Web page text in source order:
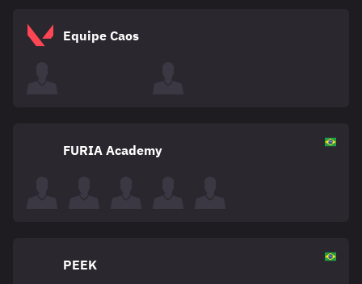
Equipe Caos
FURIA Academy
PEEK